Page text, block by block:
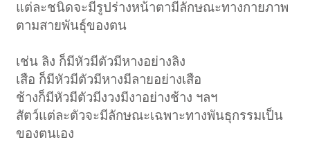
แต่ละชนิดจะมีรูปร่างหน้าตามีลักษณะทางกายภาพ
ตามสายพันธุ์ของตน
เช่น ลิง ก็มีหัวมีตัวมีหางอย่างลิง
เสือ ก็มีหัวมีตัวมีหางมีลายอย่างเสือ
ช้างก็มีหัวมีตัวมีงวงมีงาอย่างช้าง ฯลฯ
สัตว์แต่ละตัวจะมีลักษณะเฉพาะทางพันธุกรรมเป็น
ของตนเอง